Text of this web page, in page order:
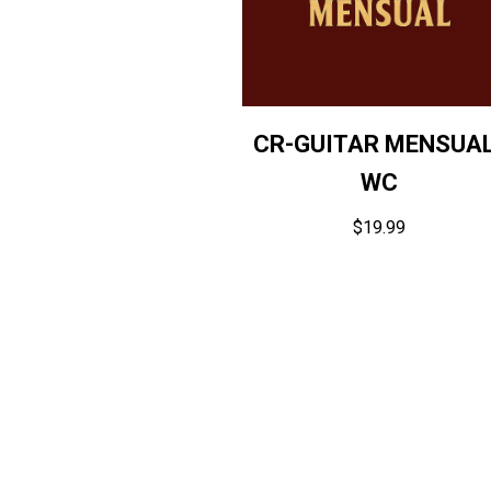
CR-GUITAR
WC
$19.99